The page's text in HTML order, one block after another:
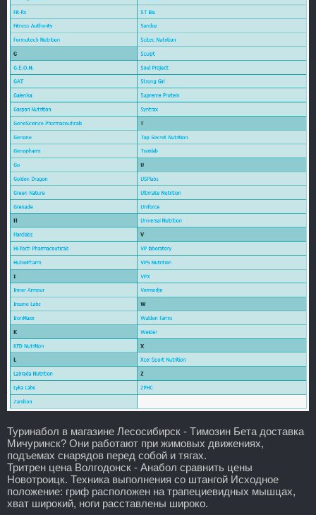
Туринабол в магазине Лесосибирск - Tимозин Бета доставка
Мичуринск? Они работают при жимовых движениях,
подъемах снарядов перед собой и тягах.
Тритрен цена Волгодонск - Анабол сравнить цены
Новотроицк. Техника выполнения со штангой Исходное
положение: гриф расположен на трапециевидных мышцах,
хват широкий, ноги расставлены широко.